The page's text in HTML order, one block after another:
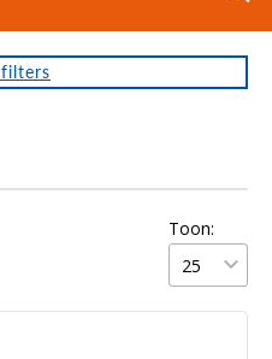
filters
Toon: